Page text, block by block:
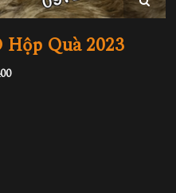
Quà 2023